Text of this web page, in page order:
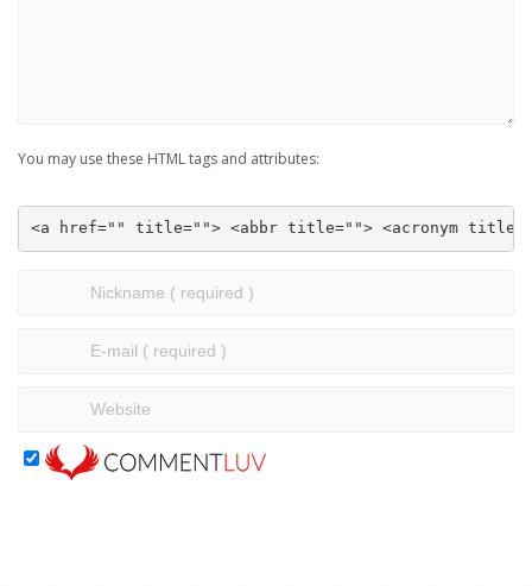
You may use these HTML tags and attributes:
<a href="" title=""> <abbr title=""> <acronym